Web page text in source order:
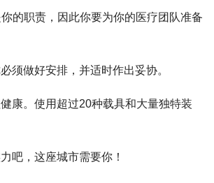
的职责，因此你要为你的医疗团队准备
须做好安排，并适时作出妥协。
康。使用超过20种载具和大量独特装
吧，这座城市需要你！